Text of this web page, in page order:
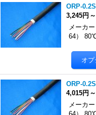
ORP-
3,245円 ～
メーカ
64）
ORP-
4,015円 ～
メーカ